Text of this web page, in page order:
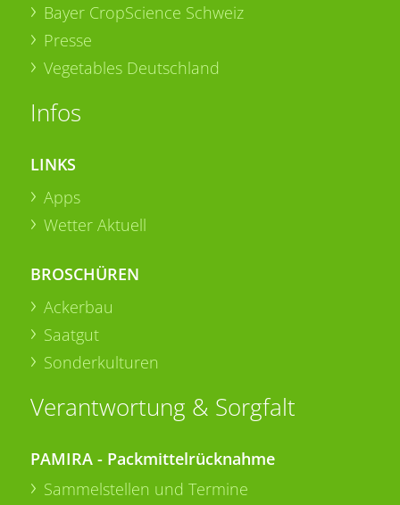
Bayer CropScience Schweiz
Presse
Vegetables Deutschland
Infos
LINKS
Apps
Wetter Aktuell
BROSCHÜREN
Ackerbau
Saatgut
Sonderkulturen
Verantwortung & Sorgfalt
PAMIRA - Packmittelrücknahme
Sammelstellen und Termine